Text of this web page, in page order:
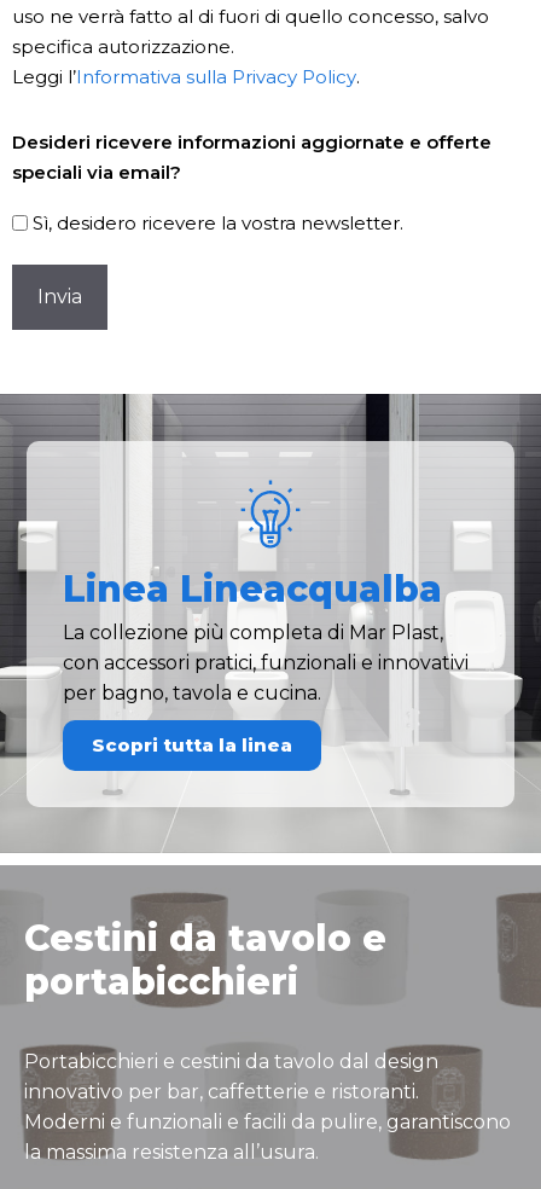
uso ne verrà fatto al di fuori di quello concesso, salvo
specifica autorizzazione.
Leggi l’Informativa sulla Privacy Policy.
Desideri ricevere informazioni aggiornate e offerte
speciali via email?
Sì, desidero ricevere la vostra newsletter.
CAPTCHA
Linea Lineacqualba
La collezione più completa di Mar Plast,
con accessori pratici, funzionali e innovativi
per bagno, tavola e cucina.
Scopri tutta la linea
Cestini da tavolo e
portabicchieri
Portabicchieri e cestini da tavolo dal design
innovativo per bar, caffetterie e ristoranti.
Moderni e funzionali e facili da pulire, garantiscono
la massima resistenza all’usura.